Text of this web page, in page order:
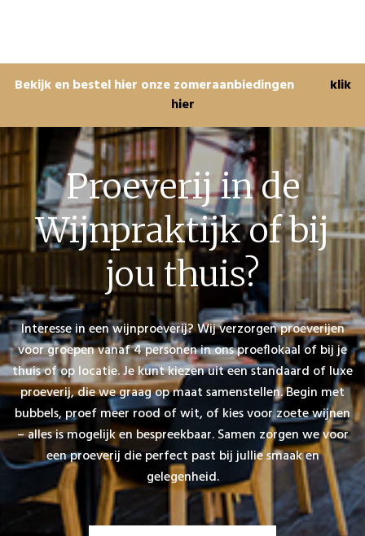
Bekijk en bestel hier onze zomeraanbiedingen
klik
hier
Proeverij in de
Wijnpraktijk of bij
jou thuis?
Interesse in een wijnproeverij? Wij verzorgen proeverijen
voor groepen vanaf 4 personen in ons proeflokaal of bij je
thuis of op locatie. Je kunt kiezen uit een standaard of luxe
proeverij, die we graag op maat samenstellen. Begin met
bubbels, proef meer rood of wit, of kies voor zoete wijnen
– alles is mogelijk en bespreekbaar. Samen zorgen we voor
een proeverij die perfect past bij jullie smaak en
gelegenheid.